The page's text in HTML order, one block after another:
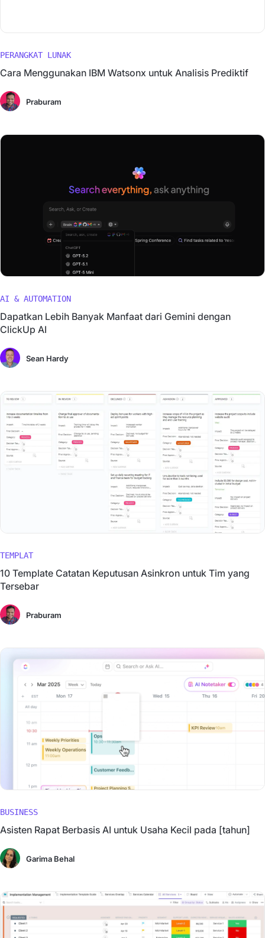
PERANGKAT LUNAK
Cara Menggunakan IBM Watsonx untuk Analisis Prediktif
Praburam
AI & AUTOMATION
Dapatkan Lebih Banyak Manfaat dari Gemini dengan
ClickUp AI
Sean Hardy
TEMPLAT
10 Template Catatan Keputusan Asinkron untuk Tim yang
Tersebar
Praburam
BUSINESS
Asisten Rapat Berbasis AI untuk Usaha Kecil pada [tahun]
Garima Behal